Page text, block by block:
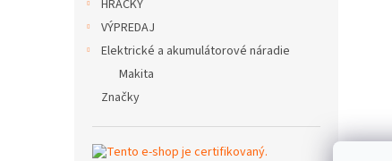
HRAČKY
VÝPREDAJ
Elektrické a akumulátorové náradie
Makita
Značky